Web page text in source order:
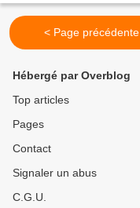
< Page précédente
Hébergé par Overblog
Top articles
Pages
Contact
Signaler un abus
C.G.U.